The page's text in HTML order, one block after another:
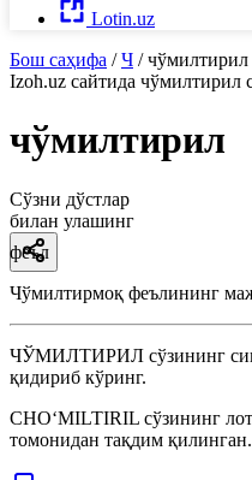
Lotin.uz
Бош саҳифа / Ч / чўмилтирил
Izoh.uz сайтида чўмилтирил
чўмилтирил
Сўзни дўстлар
билан улашинг
феъл
Чўмилтирмоқ феълининг
ЧЎМИЛТИРИЛ сўзининг
қидириб кўринг.
CHO‘MILTIRIL сўзининг
томонидан тақдим қилинган.